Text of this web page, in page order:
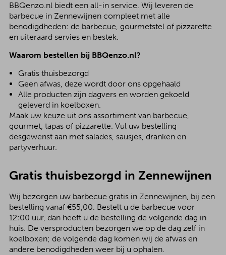
BBQenzo.nl biedt een all-in service. Wij leveren de
barbecue in Zennewijnen compleet met alle
benodigdheden: de barbecue, gourmetstel of pizzarette
en uiteraard servies en bestek.
Waarom bestellen bij BBQenzo.nl?
Gratis thuisbezorgd
Geen afwas, deze wordt door ons opgehaald
Alle producten zijn dagvers en worden gekoeld
geleverd in koelboxen.
Maak uw keuze uit ons assortiment van barbecue,
gourmet, tapas of pizzarette. Vul uw bestelling
desgewenst aan met salades, sausjes, dranken en
partyverhuur.
Gratis thuisbezorgd in Zennewijnen
Wij bezorgen uw barbecue gratis in Zennewijnen, bij een
bestelling vanaf €55,00. Bestelt u de barbecue voor
12:00 uur, dan heeft u de bestelling de volgende dag in
huis. De versproducten bezorgen we op de dag zelf in
koelboxen; de volgende dag komen wij de afwas en
andere benodigdheden weer bij u ophalen.